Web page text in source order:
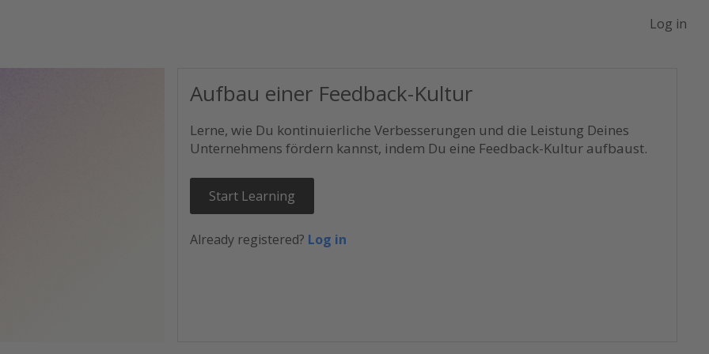
Log in
Aufbau einer Feedback-Kultur
Lerne, wie Du kontinuierliche Verbesserungen und die Leistung Deines
Unternehmens fördern kannst, indem Du eine Feedback-Kultur aufbaust.
Start Learning
Already registered? Log in